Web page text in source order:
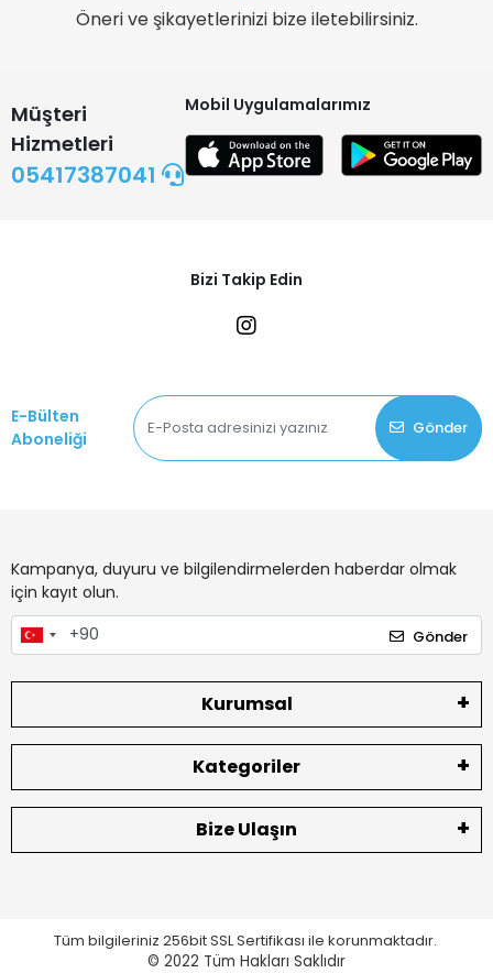
Öneri ve şikayetlerinizi bize iletebilirsiniz.
Müşteri
Hizmetleri
05417387041
Mobil Uygulamalarımız
Bizi Takip Edin
E-Bülten
Aboneliği
Gönder
Kampanya, duyuru ve bilgilendirmelerden haberdar olmak
için kayıt olun.
Gönder
Kurumsal
Kategoriler
Bize Ulaşın
Tüm bilgileriniz 256bit SSL Sertifikası ile korunmaktadır.
© 2022 Tüm Hakları Saklıdır